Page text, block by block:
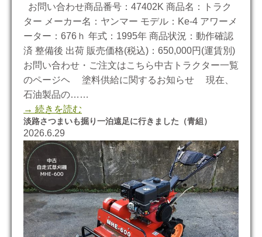
お問い合わせ商品番号：47402K 商品名：トラク
ター メーカー名：ヤンマー モデル：Ke-4 アワーメ
ーター：676ｈ 年式：1995年 商品状況：動作確認
済 整備後 出荷 販売価格(税込)：650,000円(運賃別)
お問い合わせ・ご注文はこちら中古トラクター一覧
のページヘ 塗料供給に関するお知らせ 現在、
石油製品の……
→ 続きを読む
淡路さつまいも掘り一泊遠足に行きました（青組）
2026.6.29